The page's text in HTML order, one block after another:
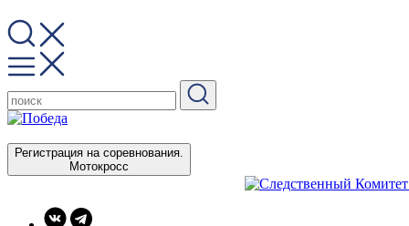
Регистрация на соревнования.
Мотокросс